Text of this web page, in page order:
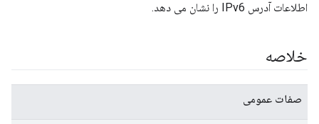
اطلاعات آدرس IPv6 را نشان می دهد.
خلاصه
صفات عمومی